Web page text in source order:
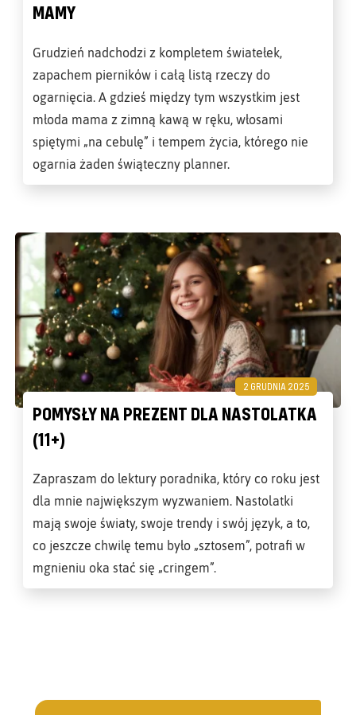
MAMY
Grudzień nadchodzi z kompletem światełek,
zapachem pierników i całą listą rzeczy do
ogarnięcia. A gdzieś między tym wszystkim jest
młoda mama z zimną kawą w ręku, włosami
spiętymi „na cebulę” i tempem życia, którego nie
ogarnia żaden świąteczny planner.
2 GRUDNIA 2025
POMYSŁY NA PREZENT DLA NASTOLATKA
(11+)
Zapraszam do lektury poradnika, który co roku jest
dla mnie największym wyzwaniem. Nastolatki
mają swoje światy, swoje trendy i swój język, a to,
co jeszcze chwilę temu było „sztosem”, potrafi w
mgnieniu oka stać się „cringem”.